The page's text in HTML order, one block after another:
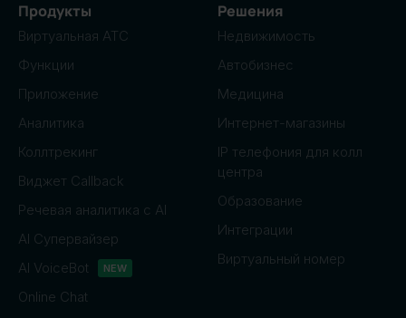
Продукты
Виртуальная АТС
Функции
Приложение
Аналитика
Коллтрекинг
Виджет Callback
Речевая аналитика с AI
AI Супервайзер
AI VoiceBot
NEW
Online Chat
Решения
Недвижимость
Автобизнес
Медицина
Интернет-магазины
IP телефония для колл
центра
Образование
Интеграции
Виртуальный номер